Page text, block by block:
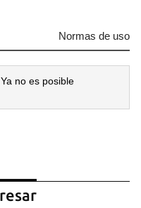
Normas de uso
no es posible